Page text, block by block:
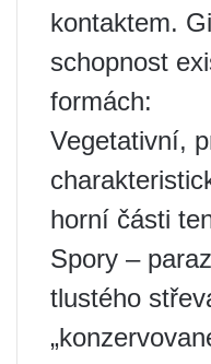
kontaktem.
schopnost
formách:
Vegetativní,
horní části
Spory –
tlustého